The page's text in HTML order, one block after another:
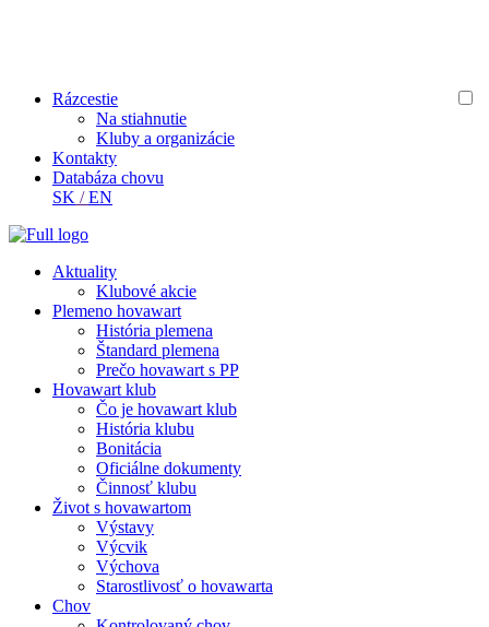
Rázcestie
Na stiahnutie
Kluby a organizácie
Kontakty
Databáza chovu
SK /EN
Aktuality
Klubové akcie
Plemeno hovawart
História plemena
Štandard plemena
Prečo hovawart s PP
Hovawart klub
Čo je hovawart klub
História klubu
Bonitácia
Oficiálne dokumenty
Činnosť klubu
Život s hovawartom
Výstavy
Výcvik
Výchova
Starostlivosť o hovawarta
Chov